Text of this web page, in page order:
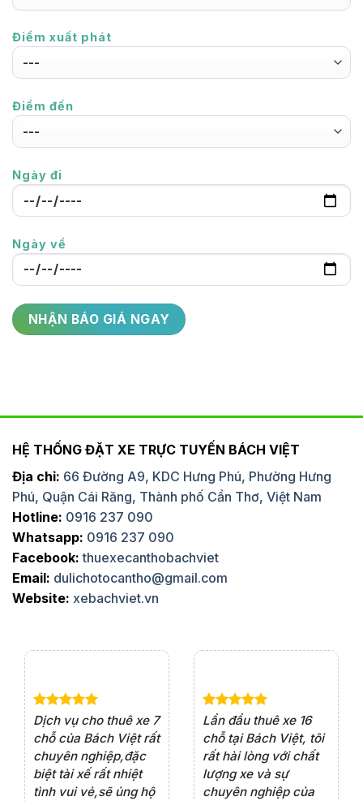
Điểm xuất phát
Điểm đến
Ngày đi
Ngày về
HỆ THỐNG ĐẶT XE TRỰC TUYẾN BÁCH VIỆT
Địa chỉ: 66 Đường A9, KDC Hưng Phú, Phường Hưng
Phú, Quận Cái Răng, Thành phố Cần Thơ, Việt Nam
Hotline: 0916 237 090
Whatsapp: 0916 237 090
Facebook: thuexecanthobachviet
Email: dulichotocantho@gmail.com
Website: xebachviet.vn
Dịch vụ cho thuê xe 7
chỗ của Bách Việt rất
chuyên nghiệp,đặc
biệt tài xế rất nhiệt
tình vui vẻ,sẽ ủng hộ
Lần đầu thuê xe 16
chỗ tại Bách Việt, tôi
rất hài lòng với chất
lượng xe và sự
chuyên nghiệp của